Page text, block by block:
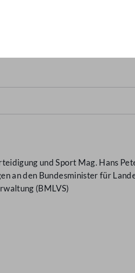
in
und Sport Mag. Hans
an den Bundesminister für
(BMLVS)